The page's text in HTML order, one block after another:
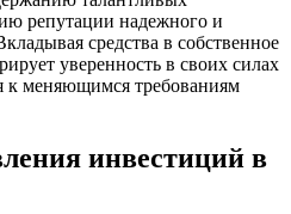
репутации надежного и
средства в собственное
уверенность в своих силах
к меняющимся требованиям
инвестиций в